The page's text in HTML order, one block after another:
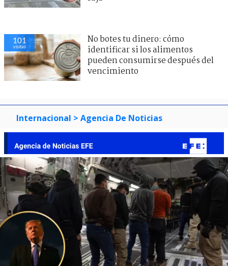
101
visitas
No botes tu dinero: cómo
identificar si los alimentos
pueden consumirse después del
vencimiento
Internacional > Agencia De Noticias